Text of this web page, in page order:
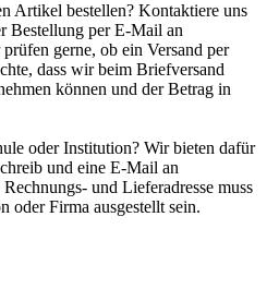
Artikel bestellen? Kontaktiere uns
Bestellung per E-Mail an
gerne, ob ein Versand per
dass wir beim Briefversand
können und der Betrag in
oder Institution? Wir bieten dafür
und eine E-Mail an
und Lieferadresse muss
oder Firma ausgestellt sein.